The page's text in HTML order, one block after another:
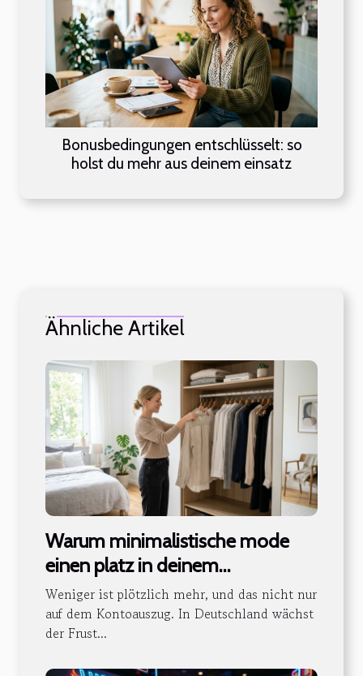
Bonusbedingungen entschlüsselt: so
holst du mehr aus deinem einsatz
Ähnliche Artikel
Warum minimalistische mode
einen platz in deinem
kleiderschrank verdient
Weniger ist plötzlich mehr, und das nicht nur
auf dem Kontoauszug. In Deutschland wächst
der Frust...